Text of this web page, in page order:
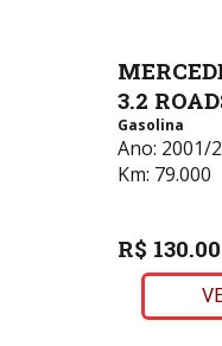
3.2
Gasolina
Ano: 2001/
Km: 79.000
R$